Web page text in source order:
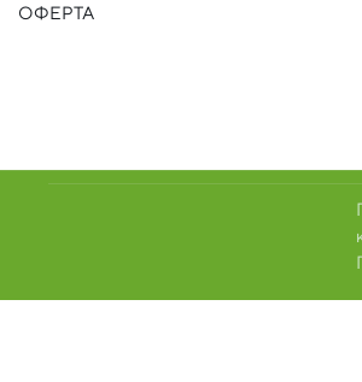
ОФЕРТА